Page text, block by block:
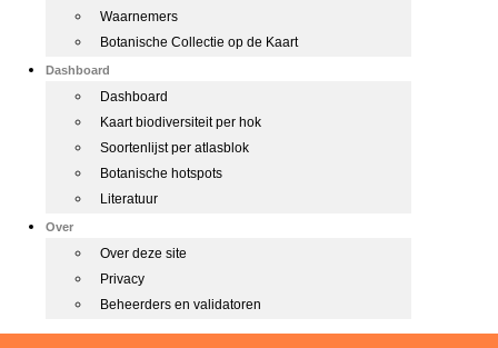
Waarnemers
Botanische Collectie op de Kaart
Dashboard
Dashboard
Kaart biodiversiteit per hok
Soortenlijst per atlasblok
Botanische hotspots
Literatuur
Over
Over deze site
Privacy
Beheerders en validatoren